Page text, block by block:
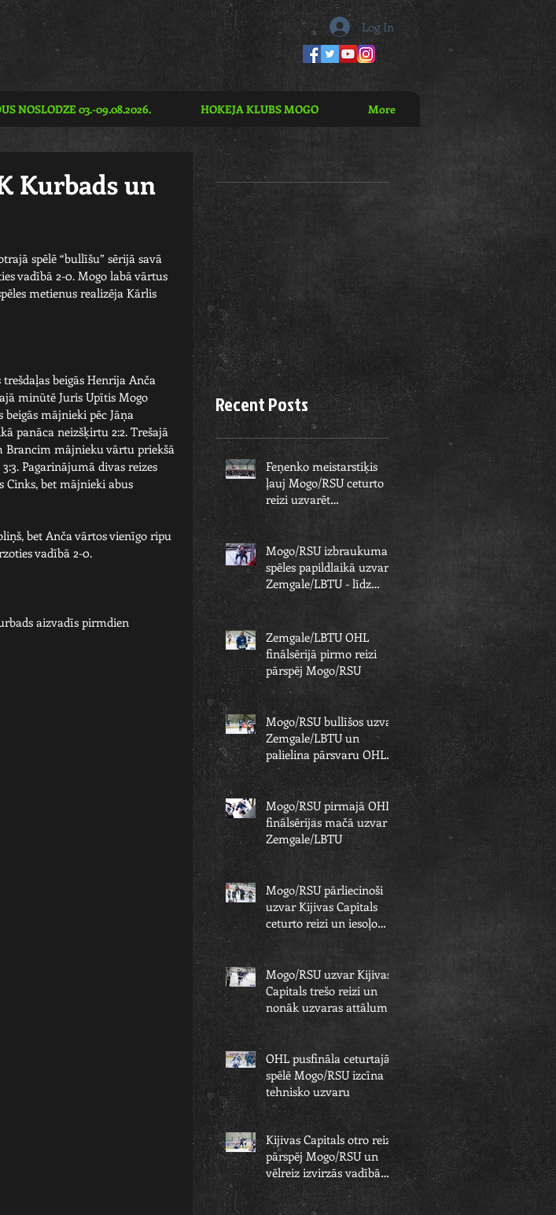
NOSLODZE 03.-09.08.2026. HOKEJA KLUBS MOGO More
Log In
Kurbads un
spēlē “bullīšu” sērijā savā
vadībā 2-0. Mogo labā vārtus
metienus realizēja Kārlis
beigās Henrija Anča
minūtē Juris Upītis Mogo
mājnieki pēc Jāņa
panāca neizšķirtu 2:2. Trešajā
Brancim mājnieku vārtu priekšā
Pagarinājumā divas reizes
Cinks, bet mājnieki abus
bet Anča vārtos vienīgo ripu
vadībā 2-0.
aizvadīs pirmdien
Recent Posts
Feņenko meistarstiķis
ļauj Mogo/RSU ceturto
reizi uzvarēt
Zemgale/LBTU un izcīnīt
piekto čempionu
Mogo/RSU izbraukuma
spēles papildlaikā uzvar
Zemgale/LBTU - līdz
Zemgale/LBTU OHL
finālsērijā pirmo reizi
pārspēj Mogo/RSU
Mogo/RSU bullīšos uzvar
Zemgale/LBTU un
palielina pārsvaru OHL
finālsērijā
Mogo/RSU pirmajā OHL
finālsērijas mačā uzvar
Zemgale/LBTU
Mogo/RSU pārliecinoši
uzvar Kijivas Capitals
ceturto reizi un iesoļo
OHL finālā
Mogo/RSU uzvar Kijivas
Capitals trešo reizi un
nonāk uzvaras attālumā
OHL pusfināla ceturtajā
spēlē Mogo/RSU izcīna
tehnisko uzvaru
Kijivas Capitals otro reizi
pārspēj Mogo/RSU un
vēlreiz izvirzās vadībā
OHL pusfināla sērijā